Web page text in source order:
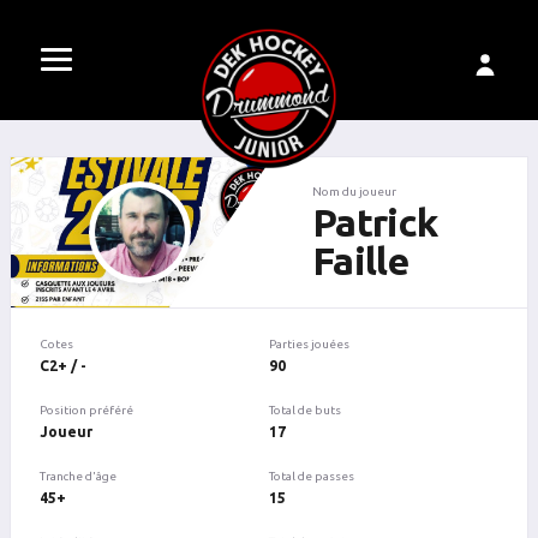
Nom du joueur
Patrick
Faille
Cotes
C2+ / -
Position préféré
Joueur
Tranche d'âge
45+
Parties jouées
90
Total de buts
17
Total de passes
15